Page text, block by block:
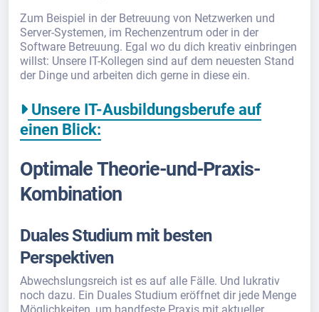
Zum Beispiel in der Betreuung von Netzwerken und
Server-Systemen, im Rechenzentrum oder in der
Software Betreuung. Egal wo du dich kreativ einbringen
willst: Unsere IT-Kollegen sind auf dem neuesten Stand
der Dinge und arbeiten dich gerne in diese ein.
Unsere IT-Ausbildungsberufe auf
einen Blick:
Optimale Theorie-und-Praxis-
Kombination
Duales Studium mit besten
Perspektiven
Abwechslungsreich ist es auf alle Fälle. Und lukrativ
noch dazu. Ein Duales Studium eröffnet dir jede Menge